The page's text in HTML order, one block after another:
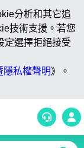
分析和其它追
技術支援。若您
定選擇拒絕接受
隱私權聲明》。